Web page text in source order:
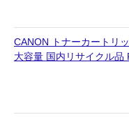
CANON トナーカートリ
大容量 国内リサイクル品